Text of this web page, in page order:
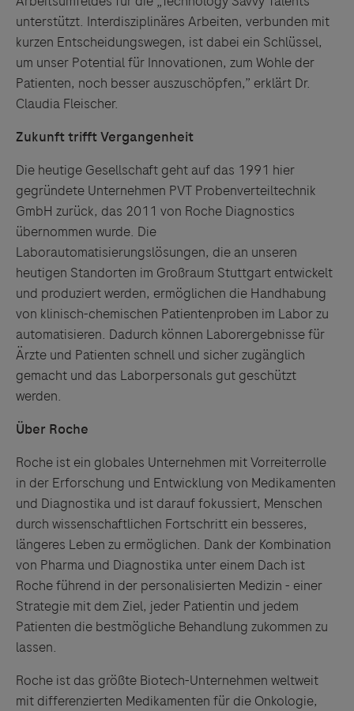
unterstützt. Interdisziplinäres Arbeiten, verbunden mit
kurzen Entscheidungswegen, ist dabei ein Schlüssel,
um unser Potential für Innovationen, zum Wohle der
Patienten, noch besser auszuschöpfen,” erklärt Dr.
Claudia Fleischer.
Zukunft trifft Vergangenheit
Die heutige Gesellschaft geht auf das 1991 hier
gegründete Unternehmen PVT Probenverteiltechnik
GmbH zurück, das 2011 von Roche Diagnostics
übernommen wurde. Die
Laborautomatisierungslösungen, die an unseren
heutigen Standorten im Großraum Stuttgart entwickelt
und produziert werden, ermöglichen die Handhabung
von klinisch-chemischen Patientenproben im Labor zu
automatisieren. Dadurch können Laborergebnisse für
Ärzte und Patienten schnell und sicher zugänglich
gemacht und das Laborpersonals gut geschützt
werden.
Über Roche
Roche ist ein globales Unternehmen mit Vorreiterrolle
in der Erforschung und Entwicklung von Medikamenten
und Diagnostika und ist darauf fokussiert, Menschen
durch wissenschaftlichen Fortschritt ein besseres,
längeres Leben zu ermöglichen. Dank der Kombination
von Pharma und Diagnostika unter einem Dach ist
Roche führend in der personalisierten Medizin - einer
Strategie mit dem Ziel, jeder Patientin und jedem
Patienten die bestmögliche Behandlung zukommen zu
lassen.
Roche ist das größte Biotech-Unternehmen weltweit
mit differenzierten Medikamenten für die Onkologie,
Links zu Websites Dritter werden im Sinne des
Servicegedankens angeboten. Der Herausgeber äußert
keine Meinung über den Inhalt von Websites Dritter und
lehnt ausdrücklich jegliche Verantwortung für
Drittinformationen und deren Verwendung ab.